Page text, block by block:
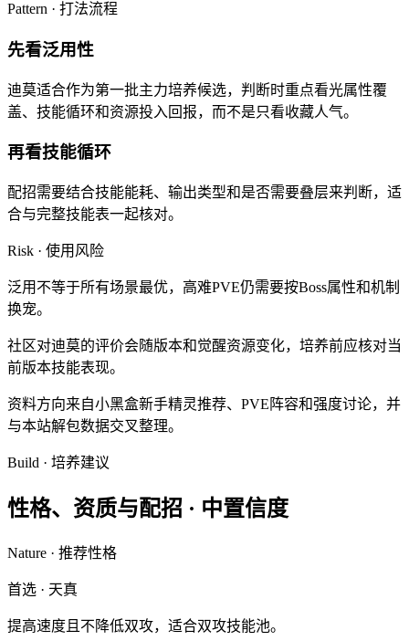
Pattern · 打法流程
先看泛用性
迪莫适合作为第一批主力培养候选，判断时重点看光属性覆
盖、技能循环和资源投入回报，而不是只看收藏人气。
再看技能循环
配招需要结合技能能耗、输出类型和是否需要叠层来判断，适
合与完整技能表一起核对。
Risk · 使用风险
泛用不等于所有场景最优，高难PVE仍需要按Boss属性和机制
换宠。
社区对迪莫的评价会随版本和觉醒资源变化，培养前应核对当
前版本技能表现。
资料方向来自小黑盒新手精灵推荐、PVE阵容和强度讨论，并
与本站解包数据交叉整理。
Build · 培养建议
性格、资质与配招 · 中置信度
Nature · 推荐性格
首选 · 天真
提高速度且不降低双攻，适合双攻技能池。